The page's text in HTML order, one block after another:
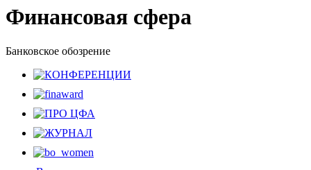
Финансовая сфера
Банковское обозрение